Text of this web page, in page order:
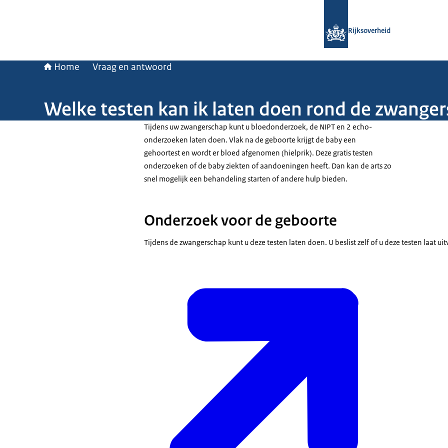
Rijksoverheid
Home Vraag en antwoord
Welke testen kan ik laten doen rond de
Tijdens uw zwangerschap kunt u bloedonderzoek, de NIPT en 2 echo-
onderzoeken laten doen. Vlak na de geboorte krijgt de baby een
gehoortest en wordt er bloed afgenomen (hielprik). Deze gratis testen
onderzoeken of de baby ziekten of aandoeningen heeft. Dan kan de arts zo
snel mogelijk een behandeling starten of andere hulp bieden.
Onderzoek voor de geboorte
Tijdens de zwangerschap kunt u deze testen laten doen. U beslist zelf of u deze testen laat